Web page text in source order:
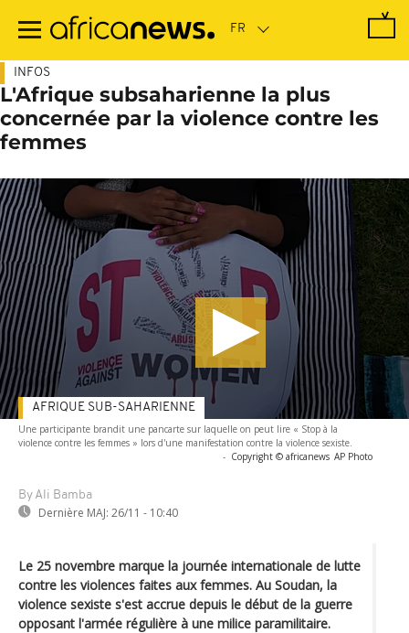
contenu
INFOS
L'Afrique subsaharienne la plus
concernée par la violence contre les
femmes
Une participante brandit une pancarte sur laquelle on peut lire « Stop à la
violence contre les femmes » lors d'une manifestation contre la violence sexiste.
- Copyright © africanews AP Photo
By Ali Bamba
Dernière MAJ: 26/11 - 10:40
AFRIQUE SUB-SAHARIENNE
Le 25 novembre marque la journée internationale de lutte
contre les violences faites aux femmes. Au Soudan, la
violence sexiste s'est accrue depuis le début de la guerre
opposant l'armée régulière à une milice paramilitaire.